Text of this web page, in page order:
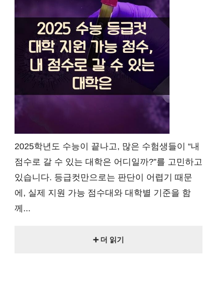
2025학년도 수능이 끝나고, 많은 수험생들이 “내
점수로 갈 수 있는 대학은 어디일까?”를 고민하고
있습니다. 등급컷만으로는 판단이 어렵기 때문
에, 실제 지원 가능 점수대와 대학별 기준을 함
께...
➕ 더 읽기